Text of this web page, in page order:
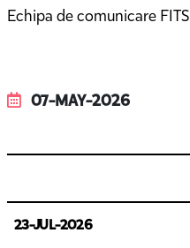
Echipa de comunicare FITS
07-MAY-2026
23-JUL-2026